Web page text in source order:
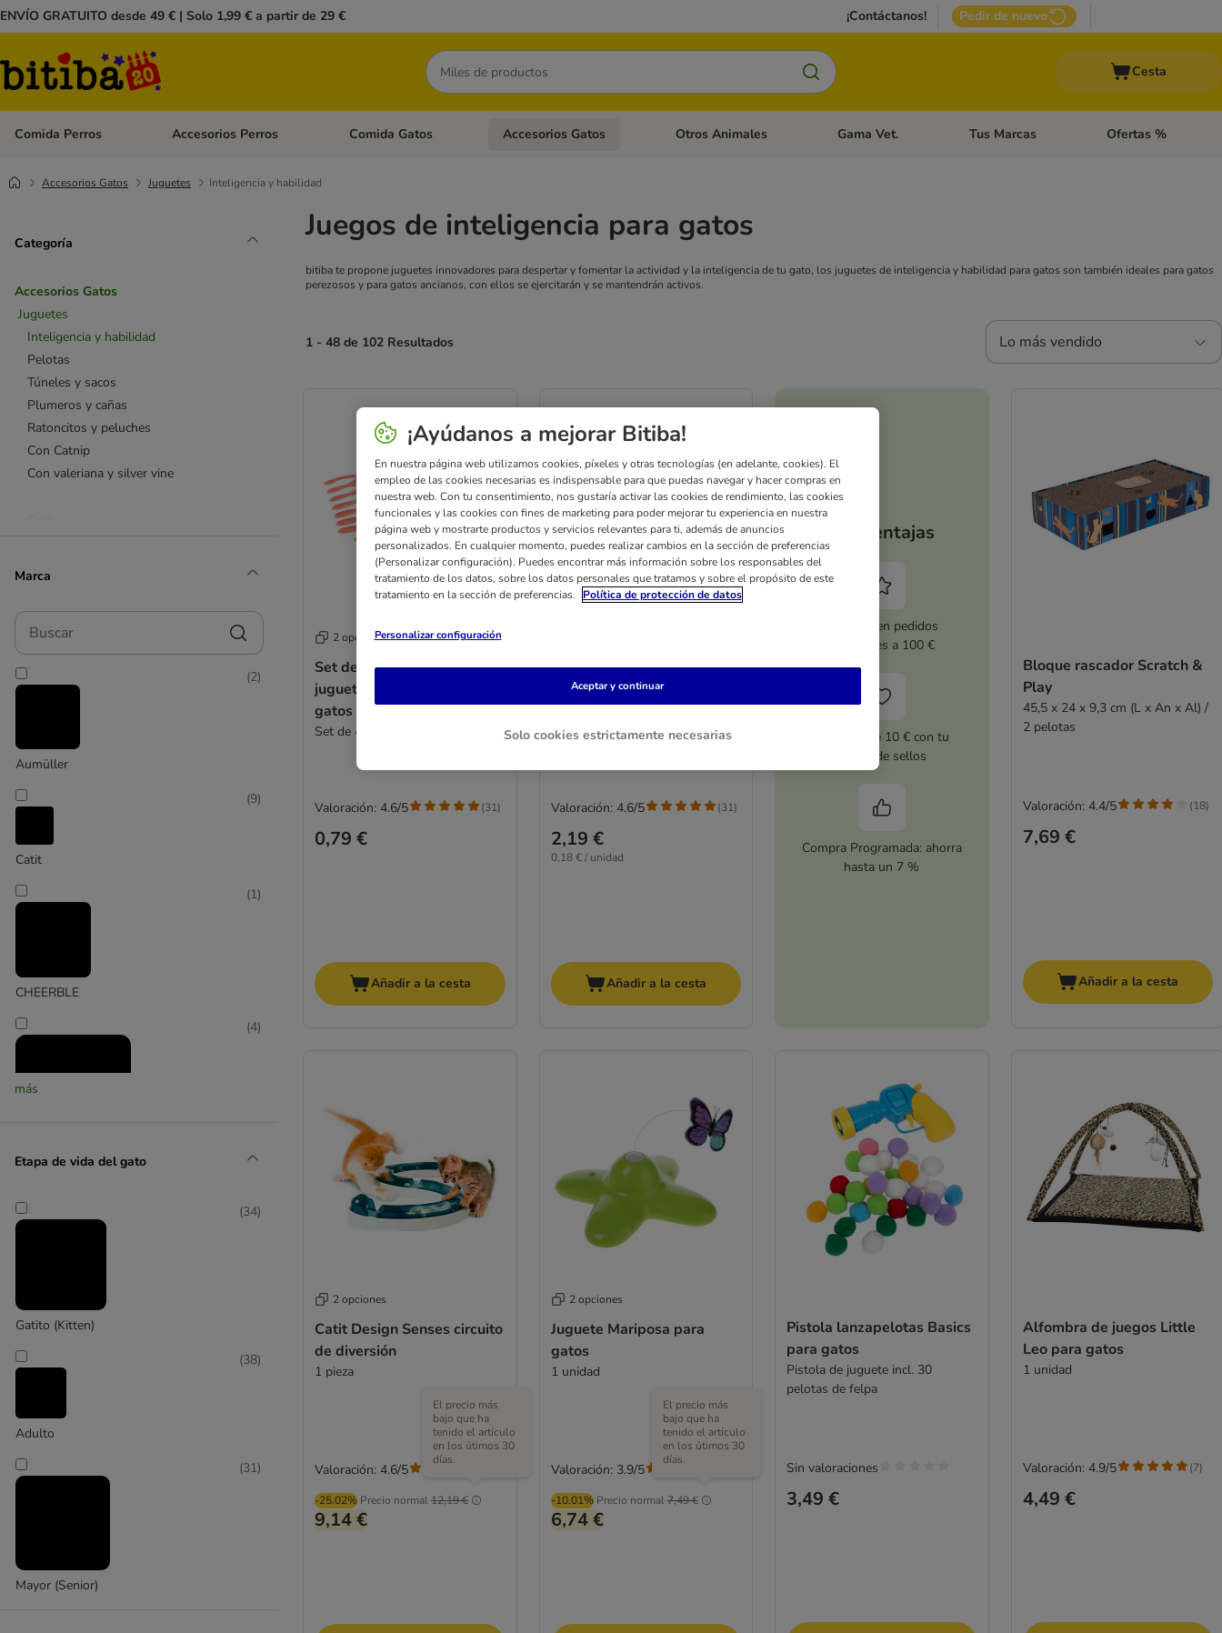
ENVÍO GRATUITO desde 49 € | Solo 1,99 € a partir de 29 € ¡Contáctanos! Pedir de nuevo
Buscar
Cesta
Comida Perros Menú de categoria abierto: Comida Perros
Accesorios Perros Menú de categoria abierto: Accesorios Perros
Comida Gatos Menú de categoria abierto: Comida Gatos
Accesorios Gatos Menú de categoria abierto: Accesorios Gatos
Otros Animales Menú de categoria abierto: Otros Animales
Gama Vet. Menú de categoria abierto: Gama Vet.
Tus Marcas Menú de categoria
Ofertas %
Accesorios Gatos Juguetes Inteligencia y habilidad
Categoría
Accesorios Gatos
Juguetes
Inteligencia y habilidad
Pelotas
Túneles y sacos
Plumeros y cañas
Ratoncitos y peluches
Con Catnip
Con valeriana y silver vine
✂ menos de 10 €
Ofertas especiales
Marca
Buscar
Aumüller
(2)
Catit
(9)
CHEERBLE
(1)
Designed by Lotte
(4)
más
Etapa de vida del gato
Gatito (Kitten)
(34)
Adulto
(38)
Mayor (Senior)
(31)
Juegos de inteligencia para gatos
bitiba te propone juguetes innovadores para despertar y fomentar la actividad y la inteligencia de tu gato, los juguetes de inteligencia y habilidad para gatos son también ideales para gatos
perezosos y para gatos ancianos, con ellos se ejercitarán y se mantendrán activos.
1 - 48 de 102 Resultados Lo más vendido
2 opciones
Set de espirales TIAKI
juguete interactivo para
gatos
Set de 4 unidades
0,79 €
Valoración: 4.6/5 (31)
Añadir a la cesta
Set de espirales TIAKI
juguete interactivo para
gatos
Set de 12 unidades
2,19 €
0,18 € / unidad
Valoración: 4.6/5 (31)
Añadir a la cesta
Tus ventajas
5 % dto. en pedidos
superiores a 100 €
Cupones de 10 € con tu
tarjeta de sellos
Compra Programada: ahorra
hasta un 7 %
Bloque rascador Scratch &
Play
45,5 x 24 x 9,3 cm (L x An x Al) /
2 pelotas
7,69 €
Valoración: 4.4/5 (18)
Añadir a la cesta
2 opciones
Catit Design Senses circuito
de diversión
1 pieza
-25.02% Precio normal12,19 €
El precio más
bajo que ha
tenido el artículo
en los útimos 30
días.
9,14 €
Valoración: 4.6/5
2 opciones
Juguete Mariposa para
gatos
1 unidad
-10.01% Precio normal7,49 €
El precio más
bajo que ha
tenido el artículo
en los útimos 30
días.
6,74 €
Valoración: 3.9/5
Pistola lanzapelotas Basics
para gatos
Pistola de juguete incl. 30
pelotas de felpa
3,49 €
Sin valoraciones
Alfombra de juegos Little
Leo para gatos
1 unidad
4,49 €
Valoración: 4.9/5 (7)
¡Ayúdanos a mejorar Bitiba!
En nuestra página web utilizamos cookies, píxeles y otras tecnologías (en adelante, cookies). El
empleo de las cookies necesarias es indispensable para que puedas navegar y hacer compras en
nuestra web. Con tu consentimiento, nos gustaría activar las cookies de rendimiento, las cookies
funcionales y las cookies con fines de marketing para poder mejorar tu experiencia en nuestra
página web y mostrarte productos y servicios relevantes para ti, además de anuncios
personalizados. En cualquier momento, puedes realizar cambios en la sección de preferencias
(Personalizar configuración). Puedes encontrar más información sobre los responsables del
tratamiento de los datos, sobre los datos personales que tratamos y sobre el propósito de este
tratamiento en la sección de preferencias.
Política de protección de datos
Personalizar configuración
Solo cookies estrictamente necesarias
Aceptar y continuar